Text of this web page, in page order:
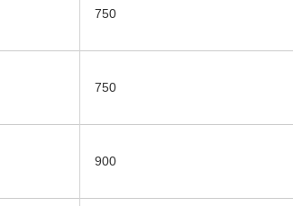
750
750
900